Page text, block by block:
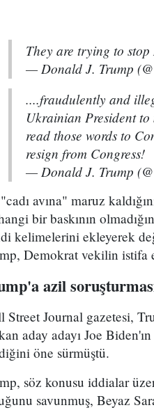
They are trying to
— Donald J. Trump
....fraudulently and
Ukrainian President
read those words to
resign from Congress!
— Donald J. Trump
avına" maruz
bir baskının
kelimelerini ekleyerek
Demokrat vekilin istifa
azil
Street Journal gazetesi,
aday adayı Joe
öne sürmüştü.
söz konusu iddialar
savunmuş, Beyaz